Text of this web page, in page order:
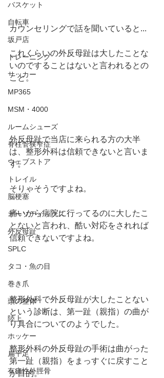
バスケット
自転車
坂戸店
トレーニング
サッカー
MP365
MSM・4000
ルームシューズ
脊柱管狭窄症
ウェブストア
トレイル
脳梗塞
オーソティックス
外反母趾
SPLC
タコ・魚の目
巻き爪
頭の整体
陸上
ホッケー
扁平足
有痛性外脛骨
カウンセリングで話を聞いていると...
これくらいの外反母趾は大したことな
いのですることはないと言われるとの
こと。
外反母趾で当店に来られる方の大半
は、整形外科は信頼できないと言いま
す。
そりゃそうですよね。
痛いから病院に行ってるのに大したこ
とないと言われ、酷い対応をされれば
信頼できないですよね。
整形外科で外反母趾が大したことない
という診断は、第一趾（親指）の曲が
り具合についてのようでした。
整形外科の外反母趾の手術は曲がった
第一趾（親指）をまっすぐに戻すこと
が目的。